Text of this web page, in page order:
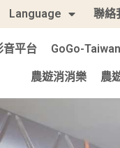
Language 聯絡
音平台 GoGo-
農遊消消樂 農